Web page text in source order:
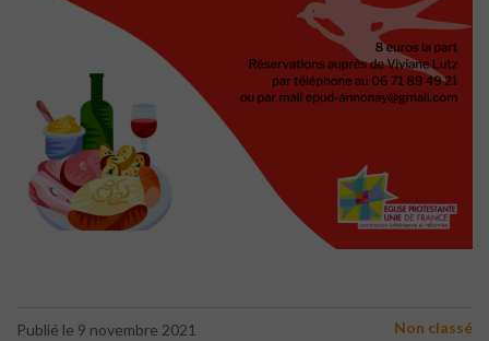
Publié le 9 novembre 2021
Non classé